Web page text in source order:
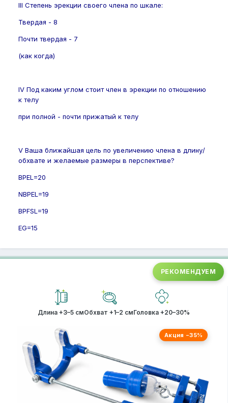
III Степень эрекции своего члена по шкале:
Твердая - 8
Почти твердая - 7
(как когда)
IV Под каким углом стоит член в эрекции по отношению
к телу
при полной - почти прижатый к телу
V Ваша ближайшая цель по увеличению члена в длину/
обхвате и желаемые размеры в перспективе?
BPEL=20
NBPEL=19
BPFSL=19
EG=15
РЕКОМЕНДУЕМ
Длина +3–5 смОбхват +1–2 смГоловка +20–30%
Акция −35%